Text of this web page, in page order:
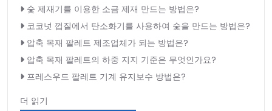
숯 제재기를 이용한 소금 제재 만드는 방법은?
코코넛 껍질에서 탄소화기를 사용하여 숯을 만드는 방법은?
압축 목재 팔레트 제조업체가 되는 방법은?
압축 목재 팔레트의 하중 지지 기준은 무엇인가요?
프레스우드 팔레트 기계 유지보수 방법은?
더 읽기